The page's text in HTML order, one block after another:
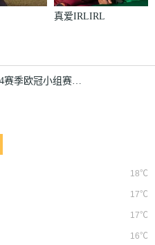
真爱IRLIRL
10月4日23-24赛季欧冠小组赛第2轮那不勒斯VS皇家马德里
18℃
17℃
17℃
16℃